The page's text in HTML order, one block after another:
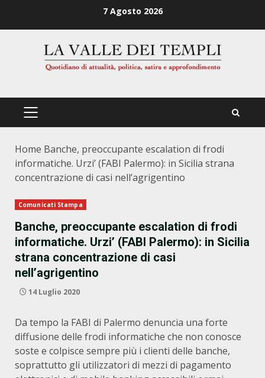
7 Agosto 2026
PRIMÄRES
Home Banche, preoccupante escalation di frodi
informatiche. Urzi’ (FABI Palermo): in Sicilia strana
concentrazione di casi nell’agrigentino
Comunicati Stampa
Banche, preoccupante escalation di frodi
informatiche. Urzi’ (FABI Palermo): in Sicilia
strana concentrazione di casi
nell’agrigentino
14 Luglio 2020
Da tempo la FABI di Palermo denuncia una forte
diffusione delle frodi informatiche che non conosce
soste e colpisce sempre più i clienti delle banche,
soprattutto gli utilizzatori di mezzi di pagamento